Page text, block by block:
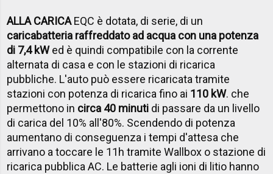
ALLA CARICAEQC è dotata, di serie, di un
caricabatteria raffreddato ad acqua con una potenza
di 7,4 kWed è quindi compatibile con la corrente
alternata di casa e con le stazioni di ricarica
pubbliche. L'auto può essere ricaricata tramite
stazioni con potenza di ricarica fino ai 110 kW. che
permettono in circa 40 minuti di passare da un livello
di carica del 10% all'80%. Scendendo di potenza
aumentano di conseguenza i tempi d'attesa che
arrivano a toccare le 11h tramite Wallbox o stazione di
ricarica pubblica AC. Le batterie agli ioni di litio hanno